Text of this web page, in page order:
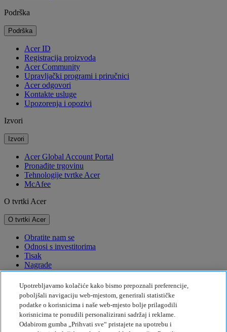
Podrška
Podrška
Acer ID
Registracija proizvoda
Acer Community
Upravljački programi i priručnici
Acer odgovori
Kontakte usluge
Upozorenja i opozivi
Izvori
Izvori
Acer Global Account Portal
Pronađite trgovinu
Tehnologije tvrtke Acer
McAfee
O tvrtki Acer
O tvrtki Acer
Obratite nam se
Odnosi s investitorima
Tisak
Nagrade
Događaji
Održivost
Održivost
Društvena odgovornost tvrtke
Upotrebljavamo kolačiće kako bismo prepoznali preferencije,
poboljšali navigaciju web-mjestom, generirali statističke
podatke o korisnicima i naše web-mjesto bolje prilagodili
korisnicima te ponudili personalizirani sadržaj i reklame.
Odabirom gumba „Prihvati sve“ pristajete na upotrebu i